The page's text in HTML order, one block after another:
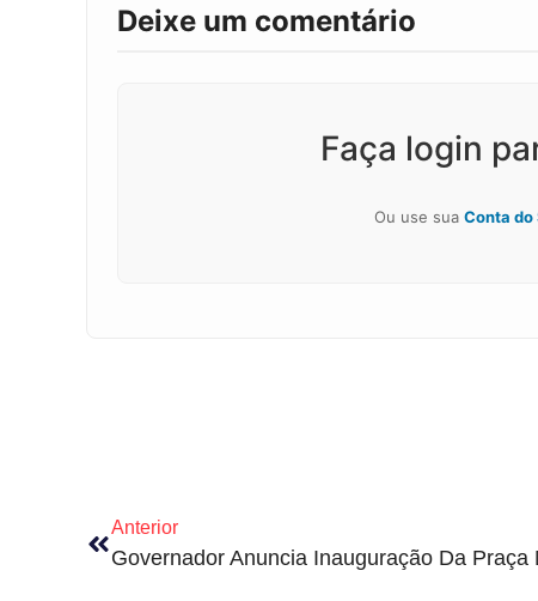
Deixe um comentário
Faça login
Ou use sua Conta do
Anterior
Governador Anuncia Inauguração Da